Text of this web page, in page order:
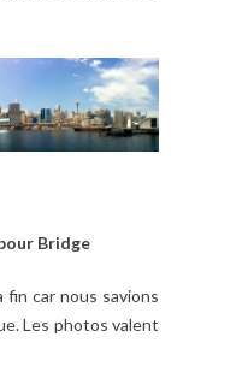
Bridge
fin car nous savions
Les photos valent